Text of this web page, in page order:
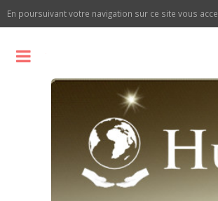
En poursuivant votre navigation sur ce site vous